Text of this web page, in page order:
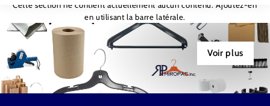
O
P
A
C.
I
N
Cette section ne contient actuellement aucun contenu. Ajoutez-en
en utilisant la barre latérale.
Voir plus